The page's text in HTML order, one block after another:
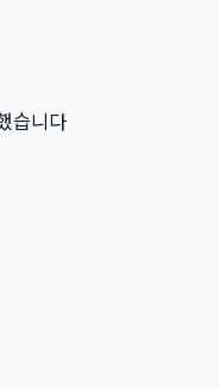
습니다